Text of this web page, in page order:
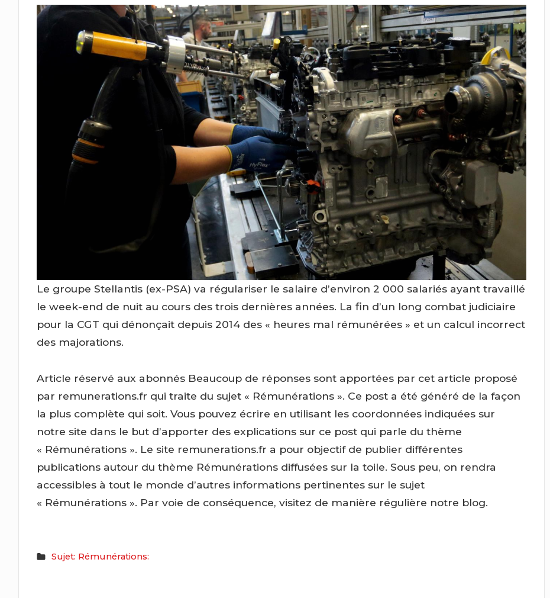
Le groupe Stellantis (ex-PSA) va régulariser le salaire d’environ 2 000 salariés ayant travaillé
le week-end de nuit au cours des trois dernières années. La fin d’un long combat judiciaire
pour la CGT qui dénonçait depuis 2014 des « heures mal rémunérées » et un calcul incorrect
des majorations.
Article réservé aux abonnés Beaucoup de réponses sont apportées par cet article proposé
par remunerations.fr qui traite du sujet « Rémunérations ». Ce post a été généré de la façon
la plus complète qui soit. Vous pouvez écrire en utilisant les coordonnées indiquées sur
notre site dans le but d’apporter des explications sur ce post qui parle du thème
« Rémunérations ». Le site remunerations.fr a pour objectif de publier différentes
publications autour du thème Rémunérations diffusées sur la toile. Sous peu, on rendra
accessibles à tout le monde d’autres informations pertinentes sur le sujet
« Rémunérations ». Par voie de conséquence, visitez de manière régulière notre blog.
Sujet: Rémunérations: